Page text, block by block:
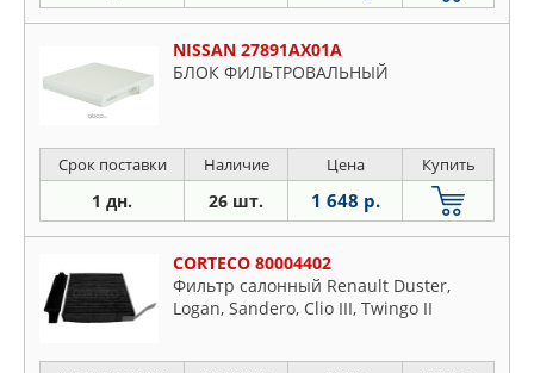
NISSAN 27891AX01A
БЛОК ФИЛЬТРОВАЛЬНЫЙ
Срок поставки Наличие Цена Купить
1 дн. 26 шт. 1 648 р.
CORTECO 80004402
Фильтр салонный Renault Duster,
Logan, Sandero, Clio III, Twingo II